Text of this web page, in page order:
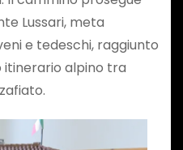
Lussari, meta
e tedeschi, raggiunto
alpino tra